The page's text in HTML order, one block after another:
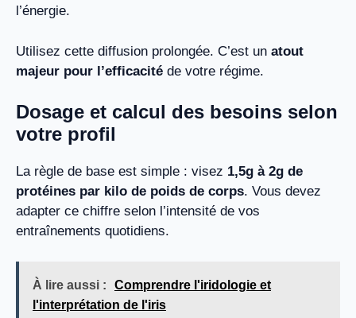
l’énergie.
Utilisez cette diffusion prolongée. C’est un atout
majeur pour l’efficacité de votre régime.
Dosage et calcul des besoins selon
votre profil
La règle de base est simple : visez 1,5g à 2g de
protéines par kilo de poids de corps. Vous devez
adapter ce chiffre selon l’intensité de vos
entraînements quotidiens.
À lire aussi :
Comprendre l'iridologie et
l'interprétation de l'iris